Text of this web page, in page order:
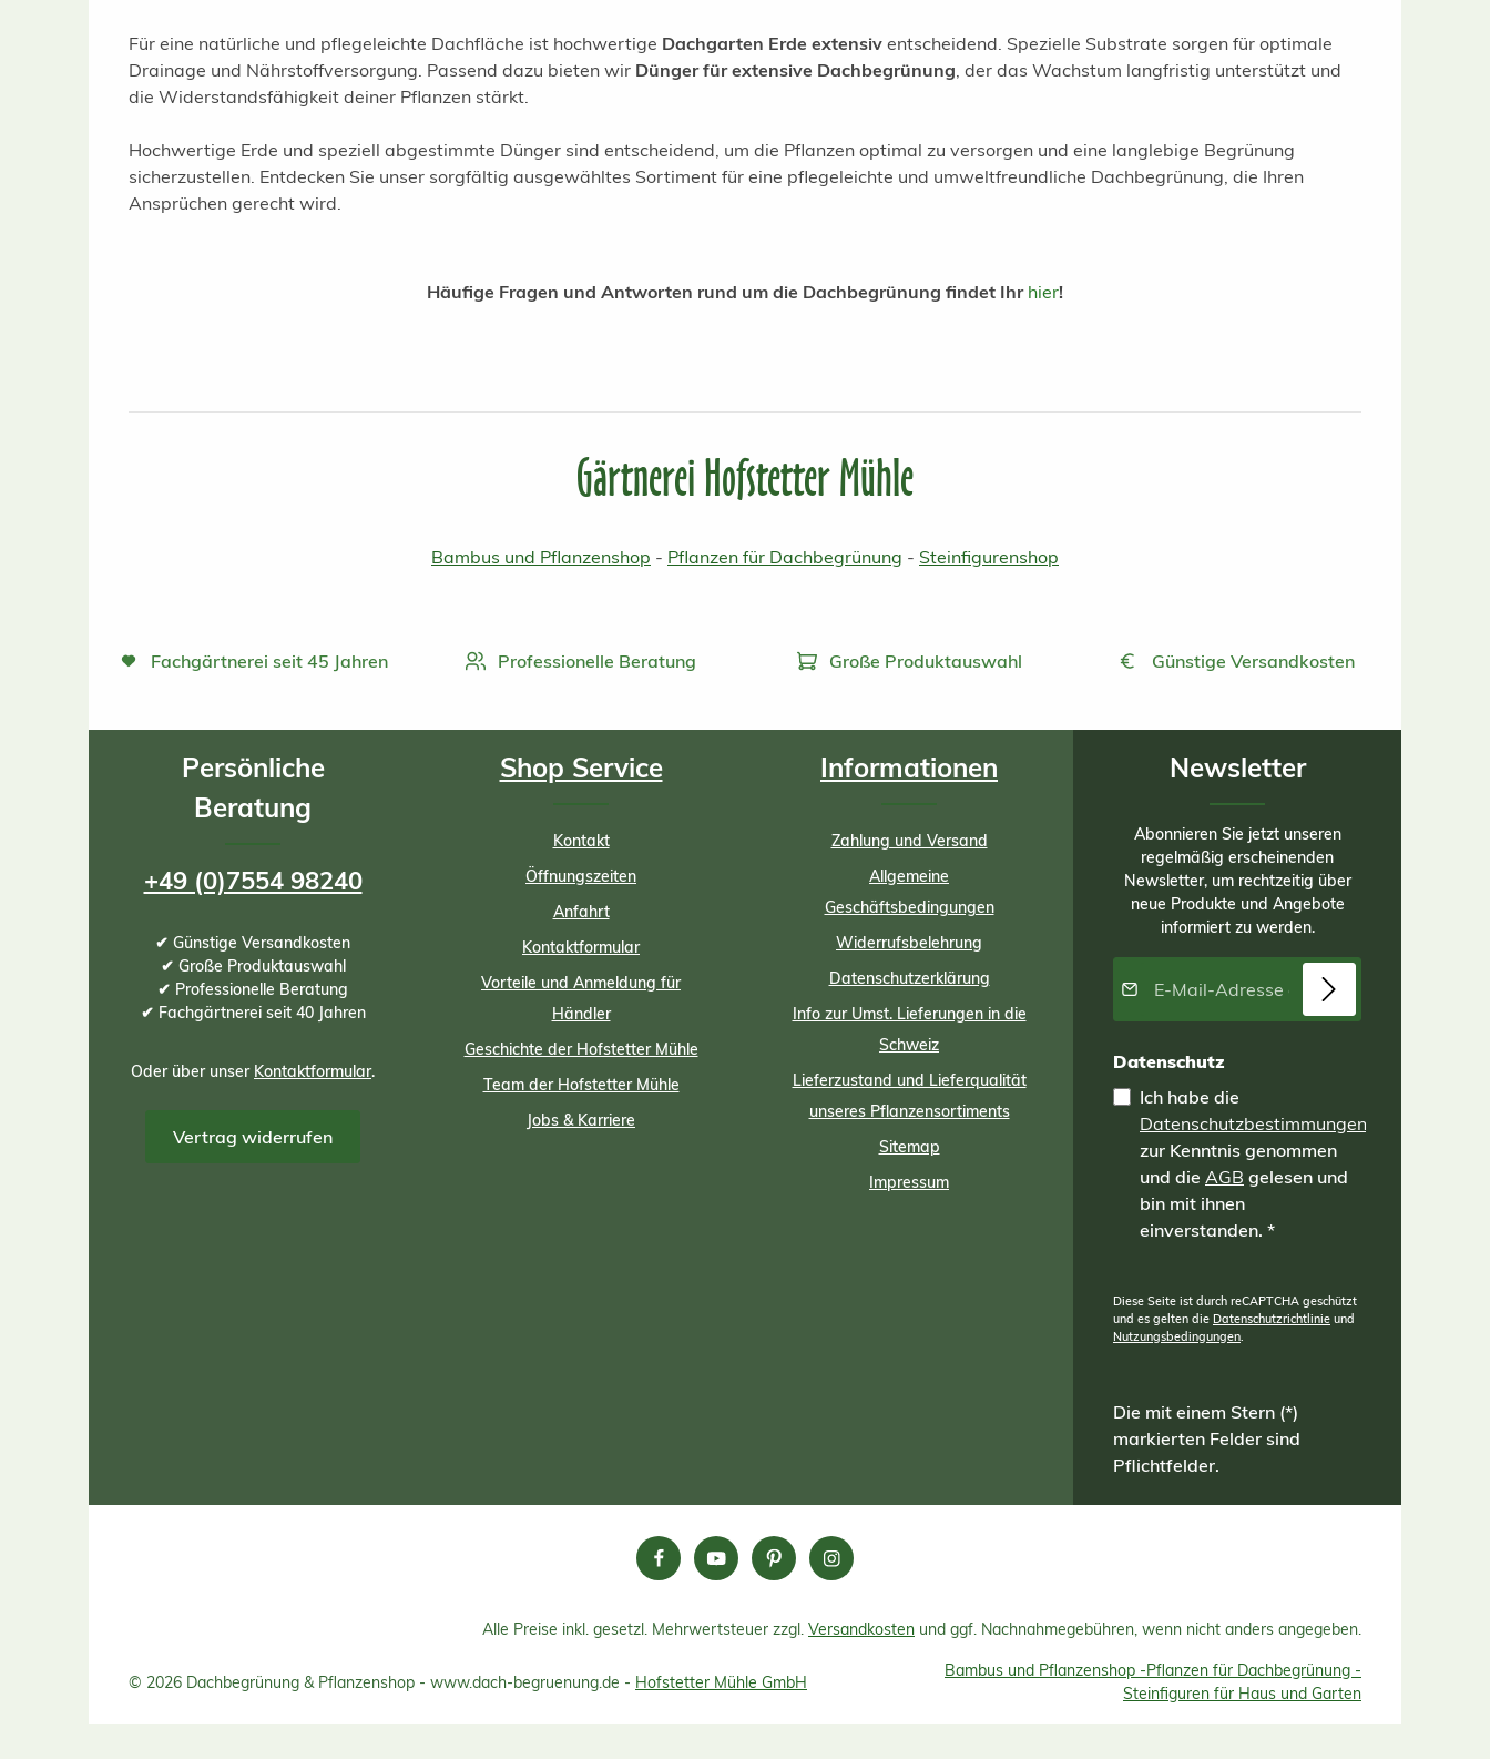
Für eine natürliche und pflegeleichte Dachfläche ist hochwertige Dachgarten Erde extensiv entscheidend. Spezielle Substrate sorgen für optimale
Drainage und Nährstoffversorgung. Passend dazu bieten wir Dünger für extensive Dachbegrünung, der das Wachstum langfristig unterstützt und
die Widerstandsfähigkeit deiner Pflanzen stärkt.
Hochwertige Erde und speziell abgestimmte Dünger sind entscheidend, um die Pflanzen optimal zu versorgen und eine langlebige Begrünung
sicherzustellen. Entdecken Sie unser sorgfältig ausgewähltes Sortiment für eine pflegeleichte und umweltfreundliche Dachbegrünung, die Ihren
Ansprüchen gerecht wird.
Häufige Fragen und Antworten rund um die Dachbegrünung findet Ihr hier!
Gärtnerei Hofstetter Mühle
Bambus und Pflanzenshop - Pflanzen für Dachbegrünung - Steinfigurenshop
Fachgärtnerei seit 45 Jahren Professionelle Beratung Große Produktauswahl Günstige Versandkosten
Persönliche
Beratung
+49 (0)7554 98240
✔ Günstige Versandkosten
✔ Große Produktauswahl
✔ Professionelle Beratung
✔ Fachgärtnerei seit 40 Jahren
Oder über unser Kontaktformular.
Vertrag widerrufen
Shop Service
Kontakt
Öffnungszeiten
Anfahrt
Kontaktformular
Vorteile und Anmeldung für
Händler
Geschichte der Hofstetter Mühle
Team der Hofstetter Mühle
Jobs & Karriere
Informationen
Zahlung und Versand
Allgemeine
Geschäftsbedingungen
Widerrufsbelehrung
Datenschutzerklärung
Info zur Umst. Lieferungen in die
Schweiz
Lieferzustand und Lieferqualität
unseres Pflanzensortiments
Sitemap
Impressum
Newsletter
Abonnieren Sie jetzt unseren
regelmäßig erscheinenden
Newsletter, um rechtzeitig über
neue Produkte und Angebote
informiert zu werden.
E-Mail-Adresse*
Datenschutz
Ich habe die
Datenschutzbestimmungen
zur Kenntnis genommen
und die AGB gelesen und
bin mit ihnen
einverstanden. *
Diese Seite ist durch reCAPTCHA geschützt
und es gelten die Datenschutzrichtlinie und
Nutzungsbedingungen.
Die mit einem Stern (*)
markierten Felder sind
Pflichtfelder.
Alle Preise inkl. gesetzl. Mehrwertsteuer zzgl. Versandkosten und ggf. Nachnahmegebühren, wenn nicht anders angegeben.
© 2026 Dachbegrünung & Pflanzenshop - www.dach-begruenung.de - Hofstetter Mühle GmbH
Bambus und Pflanzenshop -Pflanzen für Dachbegrünung -
Steinfiguren für Haus und Garten